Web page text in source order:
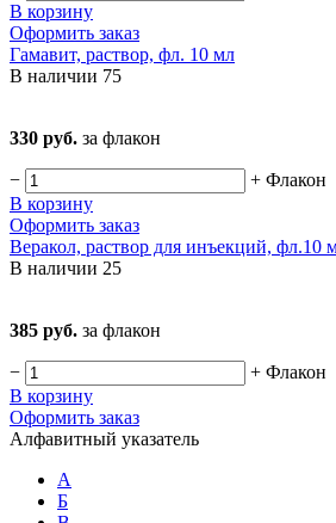
В корзину
Оформить заказ
Гамавит, раствор, фл. 10 мл
В наличии 75
330 руб. за флакон
− + Флакон
В корзину
Оформить заказ
Веракол, раствор для инъекций, фл.10
В наличии 25
385 руб. за флакон
− + Флакон
В корзину
Оформить заказ
Алфавитный указатель
А
Б